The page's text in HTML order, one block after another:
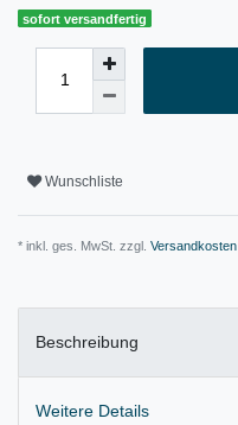
sofort versandfertig
Wunschliste
* inkl. ges. MwSt. zzgl. Versandkosten
Beschreibung
Weitere Details